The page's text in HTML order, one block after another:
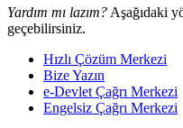
Yardım mı lazım? Aşağıdaki
geçebilirsiniz.
Hızlı Çözüm Merkezi
Bize Yazın
e-Devlet Çağrı Merkezi
Engelsiz Çağrı Merkezi